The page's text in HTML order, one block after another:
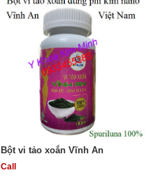
Bột vi tảo xoắn Vĩnh An
Call